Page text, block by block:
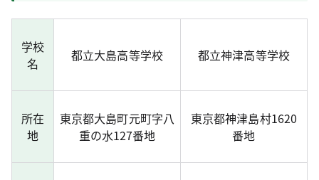
学校
名
都立大島高等学校 都立神津高等学校
所在
地
東京都大島町元町字八
重の水127番地
東京都神津島村1620
番地